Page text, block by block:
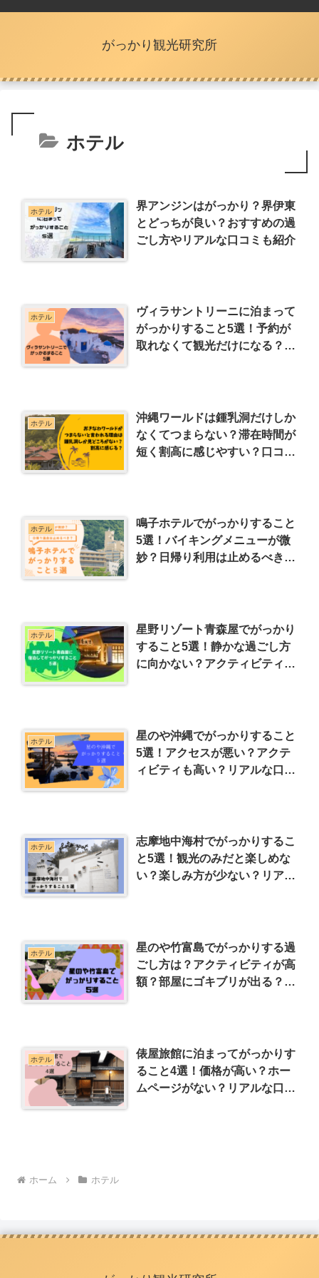
がっかり観光研究所
ホテル
ホテル
界アンジンはがっかり？界伊東
とどっちが良い？おすすめの過
ごし方やリアルな口コミも紹介
ホテル
ヴィラサントリーニに泊まって
がっかりすること5選！予約が
取れなくて観光だけになる？料
ホテル
沖縄ワールドは鍾乳洞だけしか
なくてつまらない？滞在時間が
短く割高に感じやすい？口コミ
ホテル
鳴子ホテルでがっかりすること
5選！バイキングメニューが微
妙？日帰り利用は止めるべき？
ホテル
星野リゾート青森屋でがっかり
すること5選！静かな過ごし方
に向かない？アクティビティは
ホテル
星のや沖縄でがっかりすること
5選！アクセスが悪い？アクテ
ィビティも高い？リアルな口コ
ホテル
志摩地中海村でがっかりするこ
と5選！観光のみだと楽しめな
い？楽しみ方が少ない？リアル
ホテル
星のや竹富島でがっかりする過
ごし方は？アクティビティが高
額？部屋にゴキブリが出る？リ
ホテル
俵屋旅館に泊まってがっかりす
ること4選！価格が高い？ホー
ムページがない？リアルな口コ
ホーム ホテル